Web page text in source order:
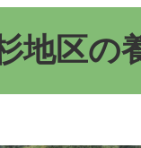
地区の